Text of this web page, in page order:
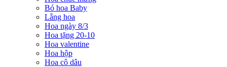
Bó hoa Baby
Lẵng hoa
Hoa ngày 8/3
Hoa tặng 20-10
Hoa valentine
Hoa hộp
Hoa cô dâu